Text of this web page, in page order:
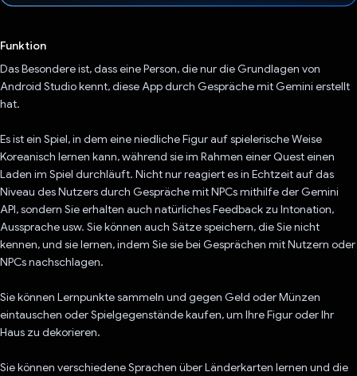
Funktion
Das Besondere ist, dass eine Person, die nur die Grundlagen von
Android Studio kennt, diese App durch Gespräche mit Gemini erstellt
hat.
Es ist ein Spiel, in dem eine niedliche Figur auf spielerische Weise
Koreanisch lernen kann, während sie im Rahmen einer Quest einen
Laden im Spiel durchläuft. Nicht nur reagiert es in Echtzeit auf das
Niveau des Nutzers durch Gespräche mit NPCs mithilfe der Gemini
API, sondern Sie erhalten auch natürliches Feedback zu Intonation,
Aussprache usw. Sie können auch Sätze speichern, die Sie nicht
kennen, und sie lernen, indem Sie sie bei Gesprächen mit Nutzern oder
NPCs nachschlagen.
Sie können Lernpunkte sammeln und gegen Geld oder Münzen
eintauschen oder Spielgegenstände kaufen, um Ihre Figur oder Ihr
Haus zu dekorieren.
Sie können verschiedene Sprachen über Länderkarten lernen und die